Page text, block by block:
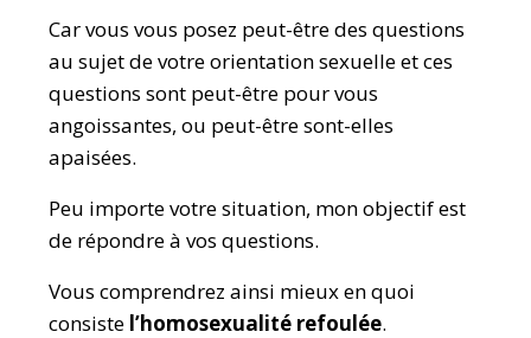
Car vous vous posez peut-être des questions
au sujet de votre orientation sexuelle et ces
questions sont peut-être pour vous
angoissantes, ou peut-être sont-elles
apaisées.
Peu importe votre situation, mon objectif est
de répondre à vos questions.
Vous comprendrez ainsi mieux en quoi
consiste l’homosexualité refoulée.